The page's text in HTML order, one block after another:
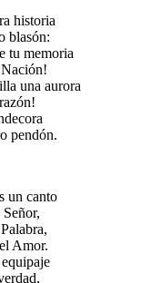
historia
blasón:
tu memoria
Nación!
una aurora
pendón.
un canto
Amor.